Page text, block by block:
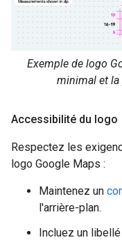
Exemple de logo
minimal et la
Accessibilité du logo
Respectez les
logo Google Maps :
Maintenez un
l'arrière-plan.
Incluez un